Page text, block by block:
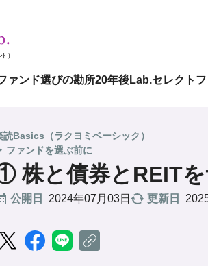
ァンド選びの勘所20年後Lab.セレクト
読Basics（ラクヨミベーシック）
ファンドを選ぶ前に
株と債券とREIT
公開日 更新日